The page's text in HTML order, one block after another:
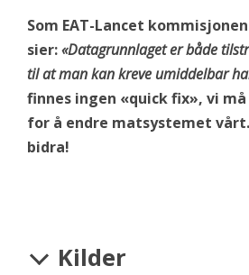
Som EAT-Lancet kommisjonen
sier:«Datagrunnlaget er både
til at man kan kreve umiddelbar
finnes ingen «quick fix», vi
for å endre matsystemet
bidra!
Kilder